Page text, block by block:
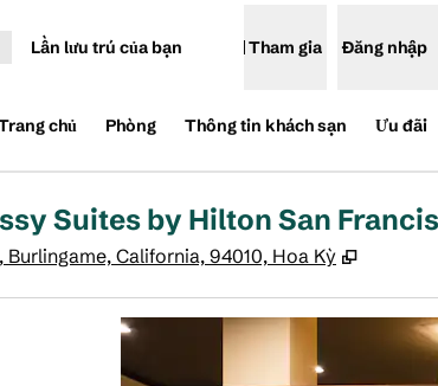
Lần lưu trú của bạn Tham gia Đăng nhập
chủ Phòng Thông tin khách sạn Ưu đãi
Suites by Hilton San
Burlingame, California, 94010, Hoa Kỳ ,